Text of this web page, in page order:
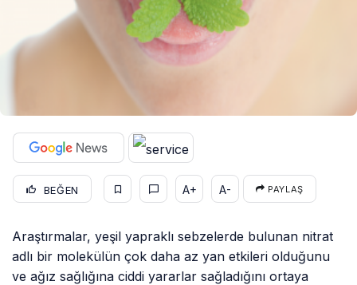
BEĞEN A+ A- PAYLAŞ
Araştırmalar, yeşil yapraklı sebzelerde bulunan nitrat
adlı bir molekülün çok daha az yan etkileri olduğunu
ve ağız sağlığına ciddi yararlar sağladığını ortaya